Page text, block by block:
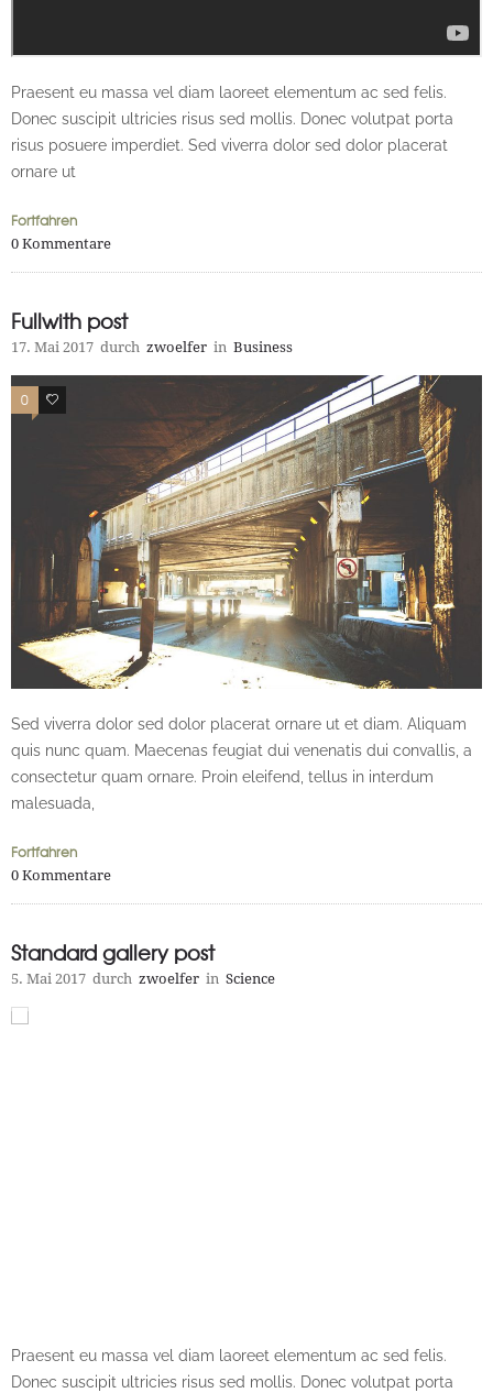
Praesent eu massa vel diam laoreet elementum ac sed felis.
Donec suscipit ultricies risus sed mollis. Donec volutpat porta
risus posuere imperdiet. Sed viverra dolor sed dolor placerat
ornare ut
Fortfahren
0 Kommentare
Fullwith post
17. Mai 2017 durch zwoelfer in Business
0 0
Sed viverra dolor sed dolor placerat ornare ut et diam. Aliquam
quis nunc quam. Maecenas feugiat dui venenatis dui convallis, a
consectetur quam ornare. Proin eleifend, tellus in interdum
malesuada,
Fortfahren
0 Kommentare
Standard gallery post
5. Mai 2017 durch zwoelfer in Science
Praesent eu massa vel diam laoreet elementum ac sed felis.
Donec suscipit ultricies risus sed mollis. Donec volutpat porta